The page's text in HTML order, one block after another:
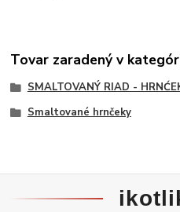
Tovar zaradený v
SMALTOVANÝ RIAD -
Smaltované hrnčeky